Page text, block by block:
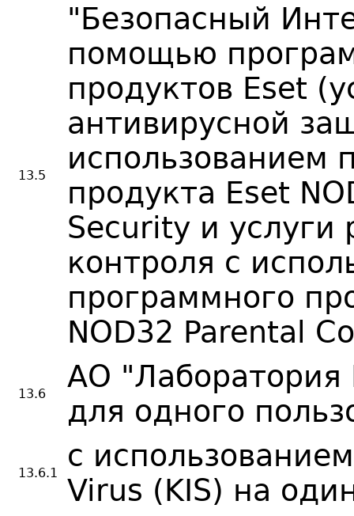
13.5
"Безопасный
помощью
продуктов Eset
антивирусной
использованием
продукта Eset
Security и услуги
контроля с
программного
NOD32 Parental
13.6
АО "Лаборатория
для одного
13.6.1
с
Virus (KIS) на